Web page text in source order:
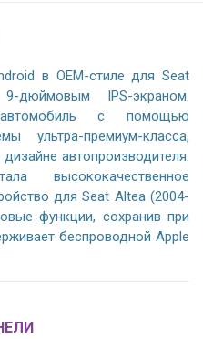
в OEM-стиле для Seat
дюймовым IPS-экраном.
автомобиль с помощью
ультра-премиум-класса,
автопроизводителя.
высококачественное
для Seat Altea (2004-
функции, сохранив при
беспроводной Apple